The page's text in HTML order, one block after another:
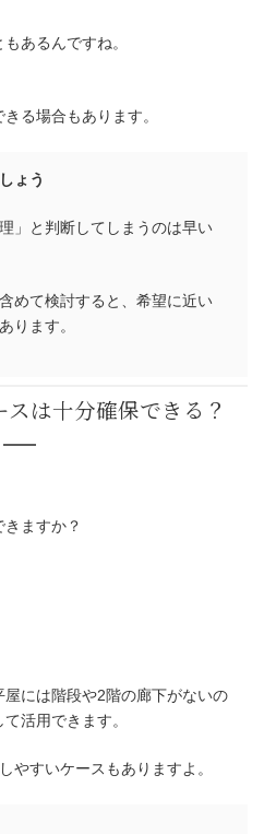
あるんですね。
る場合もあります。
ょう
」と判断してしまうのは早い
めて検討すると、希望に近い
ります。
ますか？
には階段や2階の廊下がないの
活用できます。
やすいケースもありますよ。